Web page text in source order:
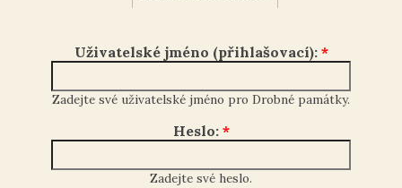
Uživatelské jméno (přihlašovací): *
Zadejte své uživatelské jméno pro Drobné památky.
Heslo: *
Zadejte své heslo.